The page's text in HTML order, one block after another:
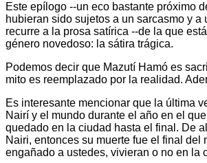
Este epílogo --un eco bastante próximo
hubieran sido sujetos a un sarcasmo y
recurre a la prosa satírica --de la que
género novedoso: la sátira trágica.
Podemos decir que Mazutí Hamó es
mito es reemplazado por la realidad.
Es interesante mencionar que la última
Nairí y el mundo durante el año en el
quedado en la ciudad hasta el final. De
Nairi, entonces su muerte fue el final
engañado a ustedes, vivieran o no en la